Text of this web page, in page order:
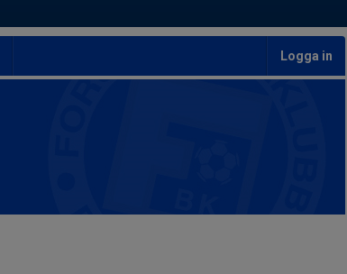
Logga in